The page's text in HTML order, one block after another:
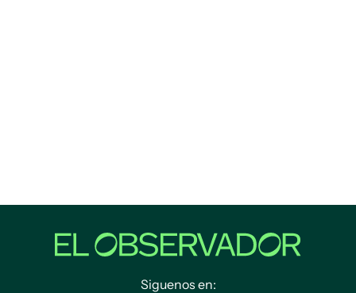
Siguenos en: